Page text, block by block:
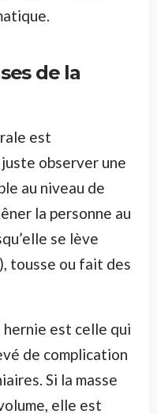
de la
est
observer une
au niveau de
la personne au
se lève
tousse ou fait des
est celle qui
de complication
Si la masse
elle est